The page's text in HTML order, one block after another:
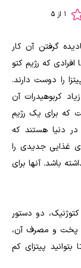
گرفتن آن کار
که رژیم کتو
را دوست دارند.
کربوهیدرات آن
که برای یک رژیم
در دنیا هستند که
غذایی جدیدی را
باشد. آنها برای
دو دستور
با پخت و مصرف آن،
پیتزای کم